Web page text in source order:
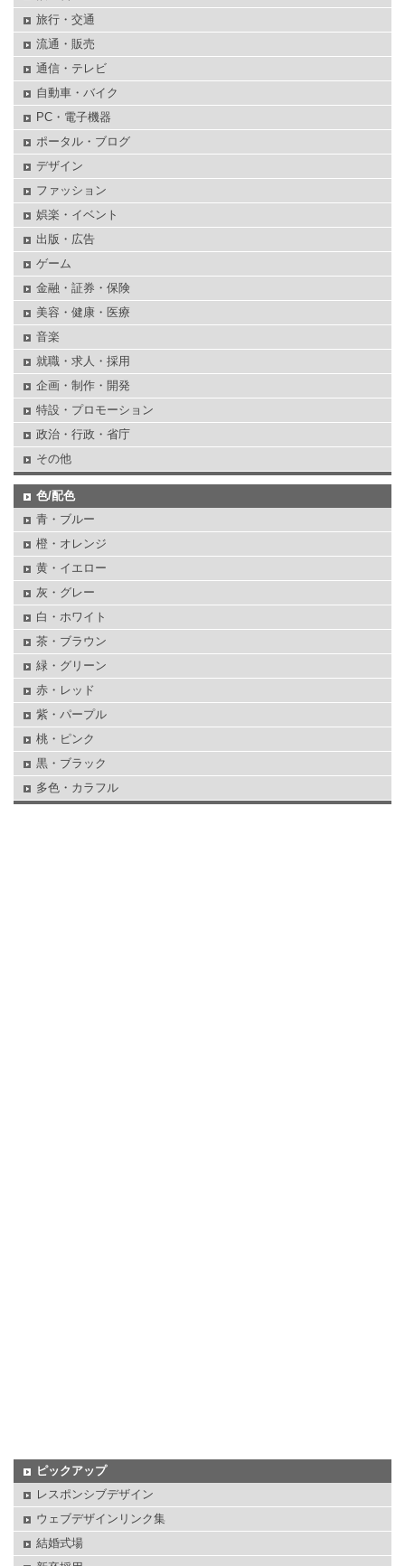
旅行・交通
流通・販売
通信・テレビ
自動車・バイク
PC・電子機器
ポータル・ブログ
デザイン
ファッション
娯楽・イベント
出版・広告
ゲーム
金融・証券・保険
美容・健康・医療
音楽
就職・求人・採用
企画・制作・開発
特設・プロモーション
政治・行政・省庁
その他
色/配色
青・ブルー
橙・オレンジ
黄・イエロー
灰・グレー
白・ホワイト
茶・ブラウン
緑・グリーン
赤・レッド
紫・パープル
桃・ピンク
黒・ブラック
多色・カラフル
ピックアップ
レスポンシブデザイン
ウェブデザインリンク集
結婚式場